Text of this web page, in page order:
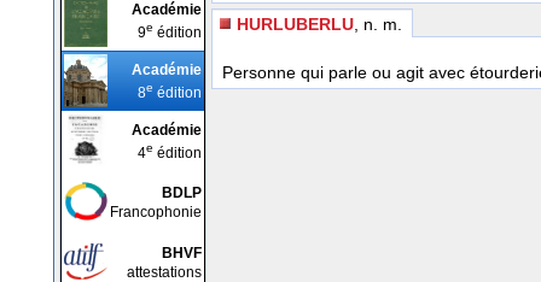
Académie
9e édition
Académie
8e édition
Académie
4e édition
BDLP
Francophonie
BHVF
attestations
HURLUBERLU , n. m.
Personne qui parle ou agit avec